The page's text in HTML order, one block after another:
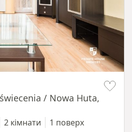
/ Nowa Huta,
2 кімнати 1 поверх